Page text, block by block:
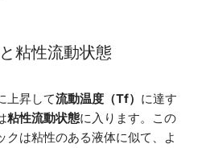
粘性流動状態
上昇して流動温度（Tf） に達す
粘性流動状態に入ります。この
クは粘性のある液体に似て、よ